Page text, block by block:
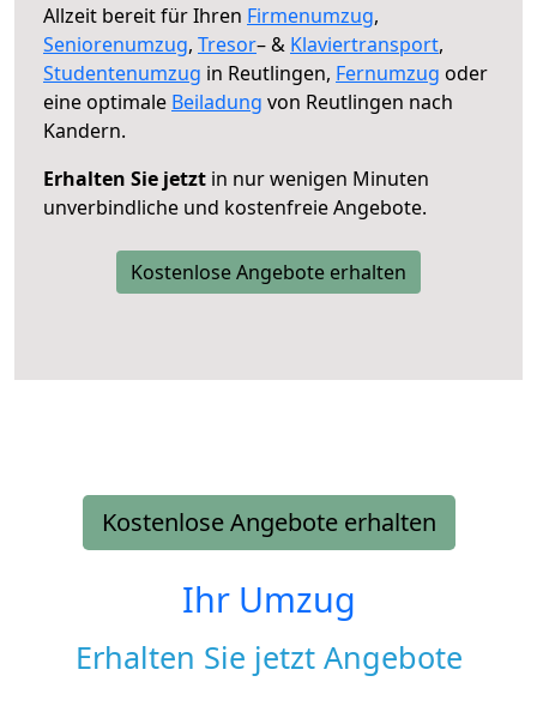
Allzeit bereit für Ihren Firmenumzug,
Seniorenumzug, Tresor– & Klaviertransport,
Studentenumzug in Reutlingen, Fernumzug oder
eine optimale Beiladung von Reutlingen nach
Kandern.
Erhalten Sie jetzt in nur wenigen Minuten
unverbindliche und kostenfreie Angebote.
Kostenlose Angebote erhalten
Kostenlose Angebote erhalten
Ihr Umzug
Erhalten Sie jetzt Angebote